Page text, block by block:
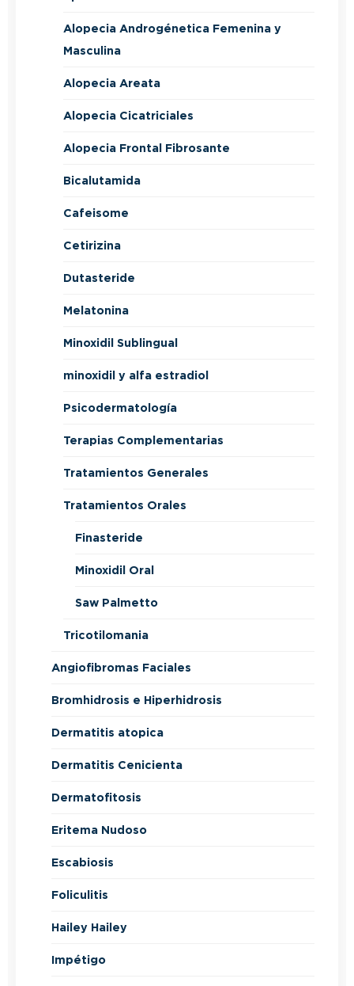
Alopecia Androgénetica Femenina y
Masculina
Alopecia Areata
Alopecia Cicatriciales
Alopecia Frontal Fibrosante
Bicalutamida
Cafeisome
Cetirizina
Dutasteride
Melatonina
Minoxidil Sublingual
minoxidil y alfa estradiol
Psicodermatología
Terapias Complementarias
Tratamientos Generales
Tratamientos Orales
Finasteride
Minoxidil Oral
Saw Palmetto
Tricotilomania
Angiofibromas Faciales
Bromhidrosis e Hiperhidrosis
Dermatitis atopica
Dermatitis Cenicienta
Dermatofitosis
Eritema Nudoso
Escabiosis
Foliculitis
Hailey Hailey
Impétigo